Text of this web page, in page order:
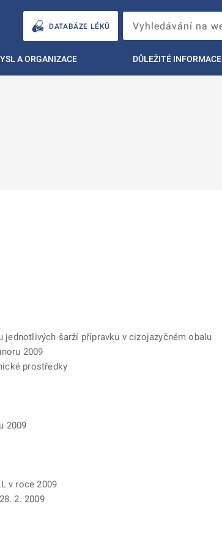
DATABÁZE LÉKŮ
A ORGANIZACE DŮLEŽITÉ INFORMACE
jednotlivých šarží přípravku v cizojazyčném obalu
2009
prostředky
2009
v roce 2009
2. 2009